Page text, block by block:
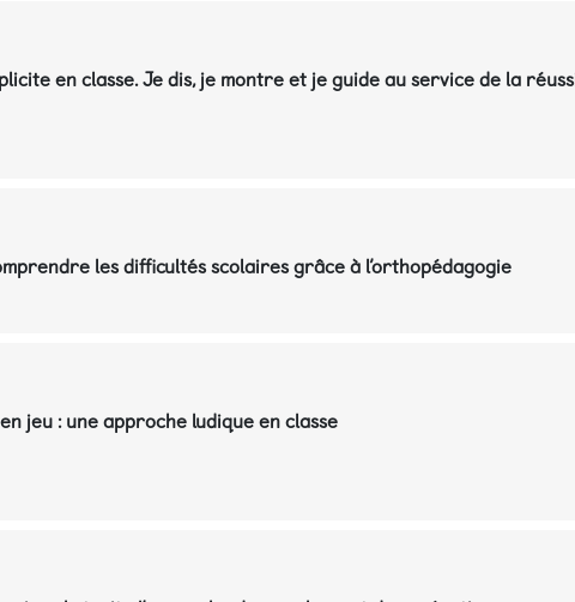
en classe. Je dis, je montre et je guide au service de la
les difficultés scolaires grâce à l’orthopédagogie
jeu : une approche ludique en classe